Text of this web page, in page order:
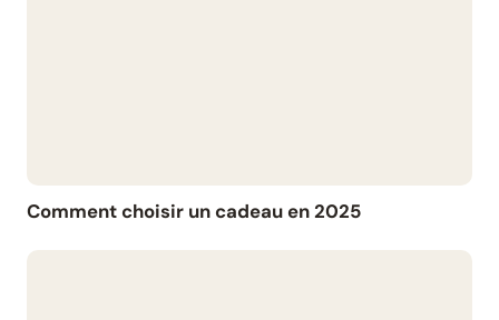
Comment choisir un cadeau en 2025